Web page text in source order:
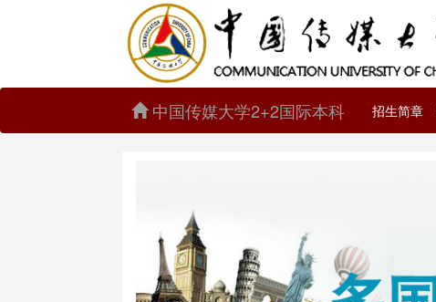
中国传媒大学2+2国际本科 招生简章